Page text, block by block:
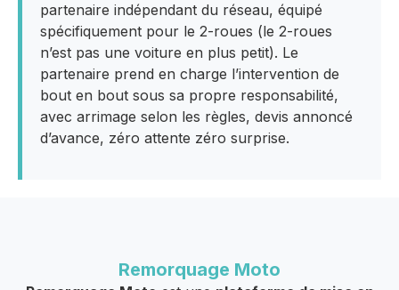
partenaire indépendant du réseau, équipé
spécifiquement pour le 2-roues (le 2-roues
n’est pas une voiture en plus petit). Le
partenaire prend en charge l’intervention de
bout en bout sous sa propre responsabilité,
avec arrimage selon les règles, devis annoncé
d’avance, zéro attente zéro surprise.
Remorquage Moto